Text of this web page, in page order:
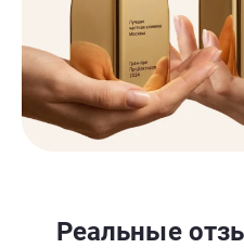
Реальные